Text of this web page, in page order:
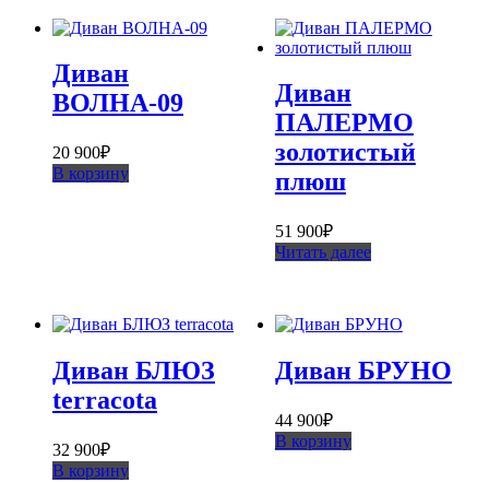
Диван
ВОЛНА-09
20 900₽
В корзину
Диван
ПАЛЕРМО
золотистый
плюш
51 900₽
Читать далее
Диван БЛЮЗ
terracota
32 900₽
В корзину
Диван БРУНО
44 900₽
В корзину